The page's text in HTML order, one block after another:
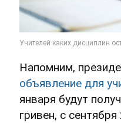
Напомним,
объявление для
января будут
гривен, с